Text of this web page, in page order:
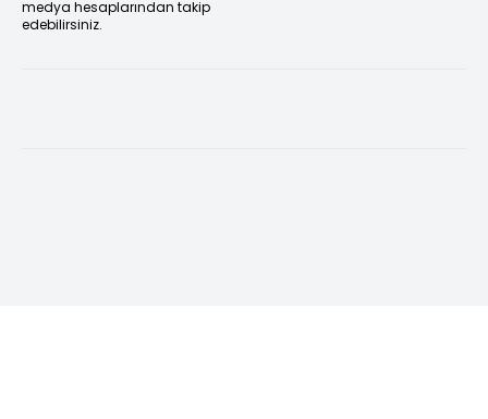
medya hesaplarından takip
edebilirsiniz.